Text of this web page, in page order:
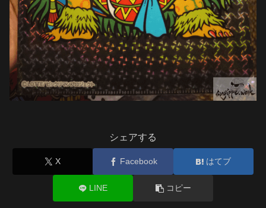
シェアする
X Facebook はてブ
LINE コピー